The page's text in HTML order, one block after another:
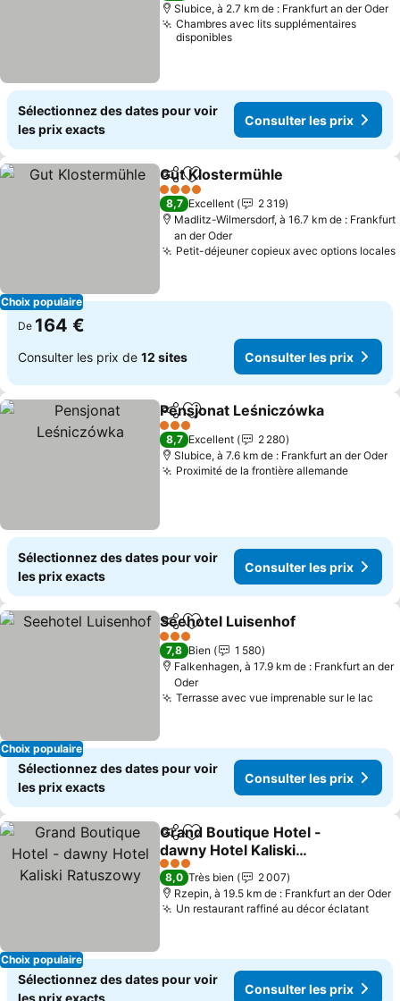
Slubice, à 2.7 km de : Frankfurt an der Oder
Chambres avec lits supplémentaires
disponibles
Sélectionnez des dates pour voir
les prix exacts
Consulter les prix
Choix populaire
PartagerAjouter à mes favoris
Gut Klostermühle
4 Étoiles
8,7 Excellent
2 319
Madlitz-Wilmersdorf, à 16.7 km de : Frankfurt
an der Oder
Petit-déjeuner copieux avec options locales
De 164 €
Consulter les prix de 12 sites Consulter les prix
PartagerAjouter à mes favoris
Pensjonat Leśniczówka
3 Étoiles
8,7 Excellent
2 280
Slubice, à 7.6 km de : Frankfurt an der Oder
Proximité de la frontière allemande
Sélectionnez des dates pour voir
les prix exacts
Consulter les prix
Choix populaire
PartagerAjouter à mes favoris
Seehotel Luisenhof
3 Étoiles
7,8 Bien
1 580
Falkenhagen, à 17.9 km de : Frankfurt an der
Oder
Terrasse avec vue imprenable sur le lac
Sélectionnez des dates pour voir
les prix exacts
Consulter les prix
Choix populaire
PartagerAjouter à mes favoris
Grand Boutique Hotel -
dawny Hotel Kaliski
Ratuszowy
3 Étoiles
8,0 Très bien
2 007
Rzepin, à 19.5 km de : Frankfurt an der Oder
Un restaurant raffiné au décor éclatant
Sélectionnez des dates pour voir
les prix exacts
Consulter les prix